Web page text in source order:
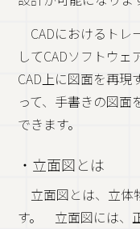
CADにおけるトレ
してCADソフトウ
CAD上に図面を再現
って、手書きの図
できます。
・立面図とは
立面図とは、立体
す。 立面図には、